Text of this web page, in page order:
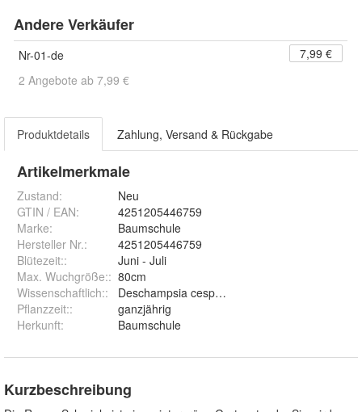
Andere Verkäufer
Nr-01-de
7,99 €
2 Angebote ab 7,99 €
Produktdetails Zahlung, Versand & Rückgabe
Artikelmerkmale
Zustand:
Neu
GTIN / EAN:
4251205446759
Marke:
Baumschule
Hersteller Nr.:
4251205446759
Blütezeit::
Juni - Juli
Max. Wuchgröße:: 80cm
Wissenschaftlich::
Deschampsia cespitosa
Pflanzzeit::
ganzjährig
Herkunft: Baumschule
Kurzbeschreibung